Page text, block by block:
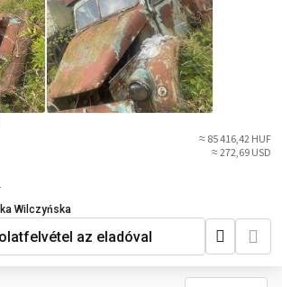
≈ 85 416,42 HUF
≈ 272,69 USD
Wilczyńska
az eladóval